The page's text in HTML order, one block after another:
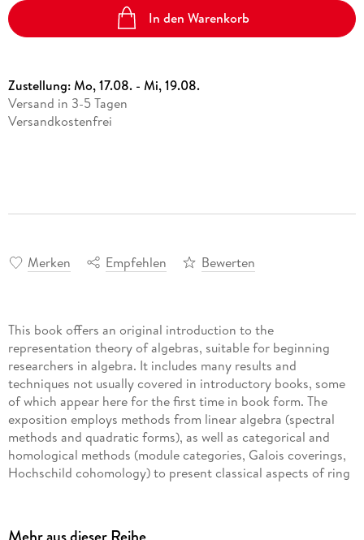
In den Warenkorb
Zustellung:Mo, 17.08. - Mi, 19.08.
Versand in 3-5 Tagen
Versandkostenfrei
Merken Empfehlen Bewerten
This book offers an original introduction to the
representation theory of algebras, suitable for beginning
researchers in algebra. It includes many results and
techniques not usually covered in introductory books, some
of which appear here for the first time in book form. The
exposition employs methods from linear algebra (spectral
methods and quadratic forms), as well as categorical and
homological methods (module categories, Galois coverings,
Hochschild cohomology) to present classical aspects of ring
conditions, and Auslander-Reiten theory. Noteworthy and